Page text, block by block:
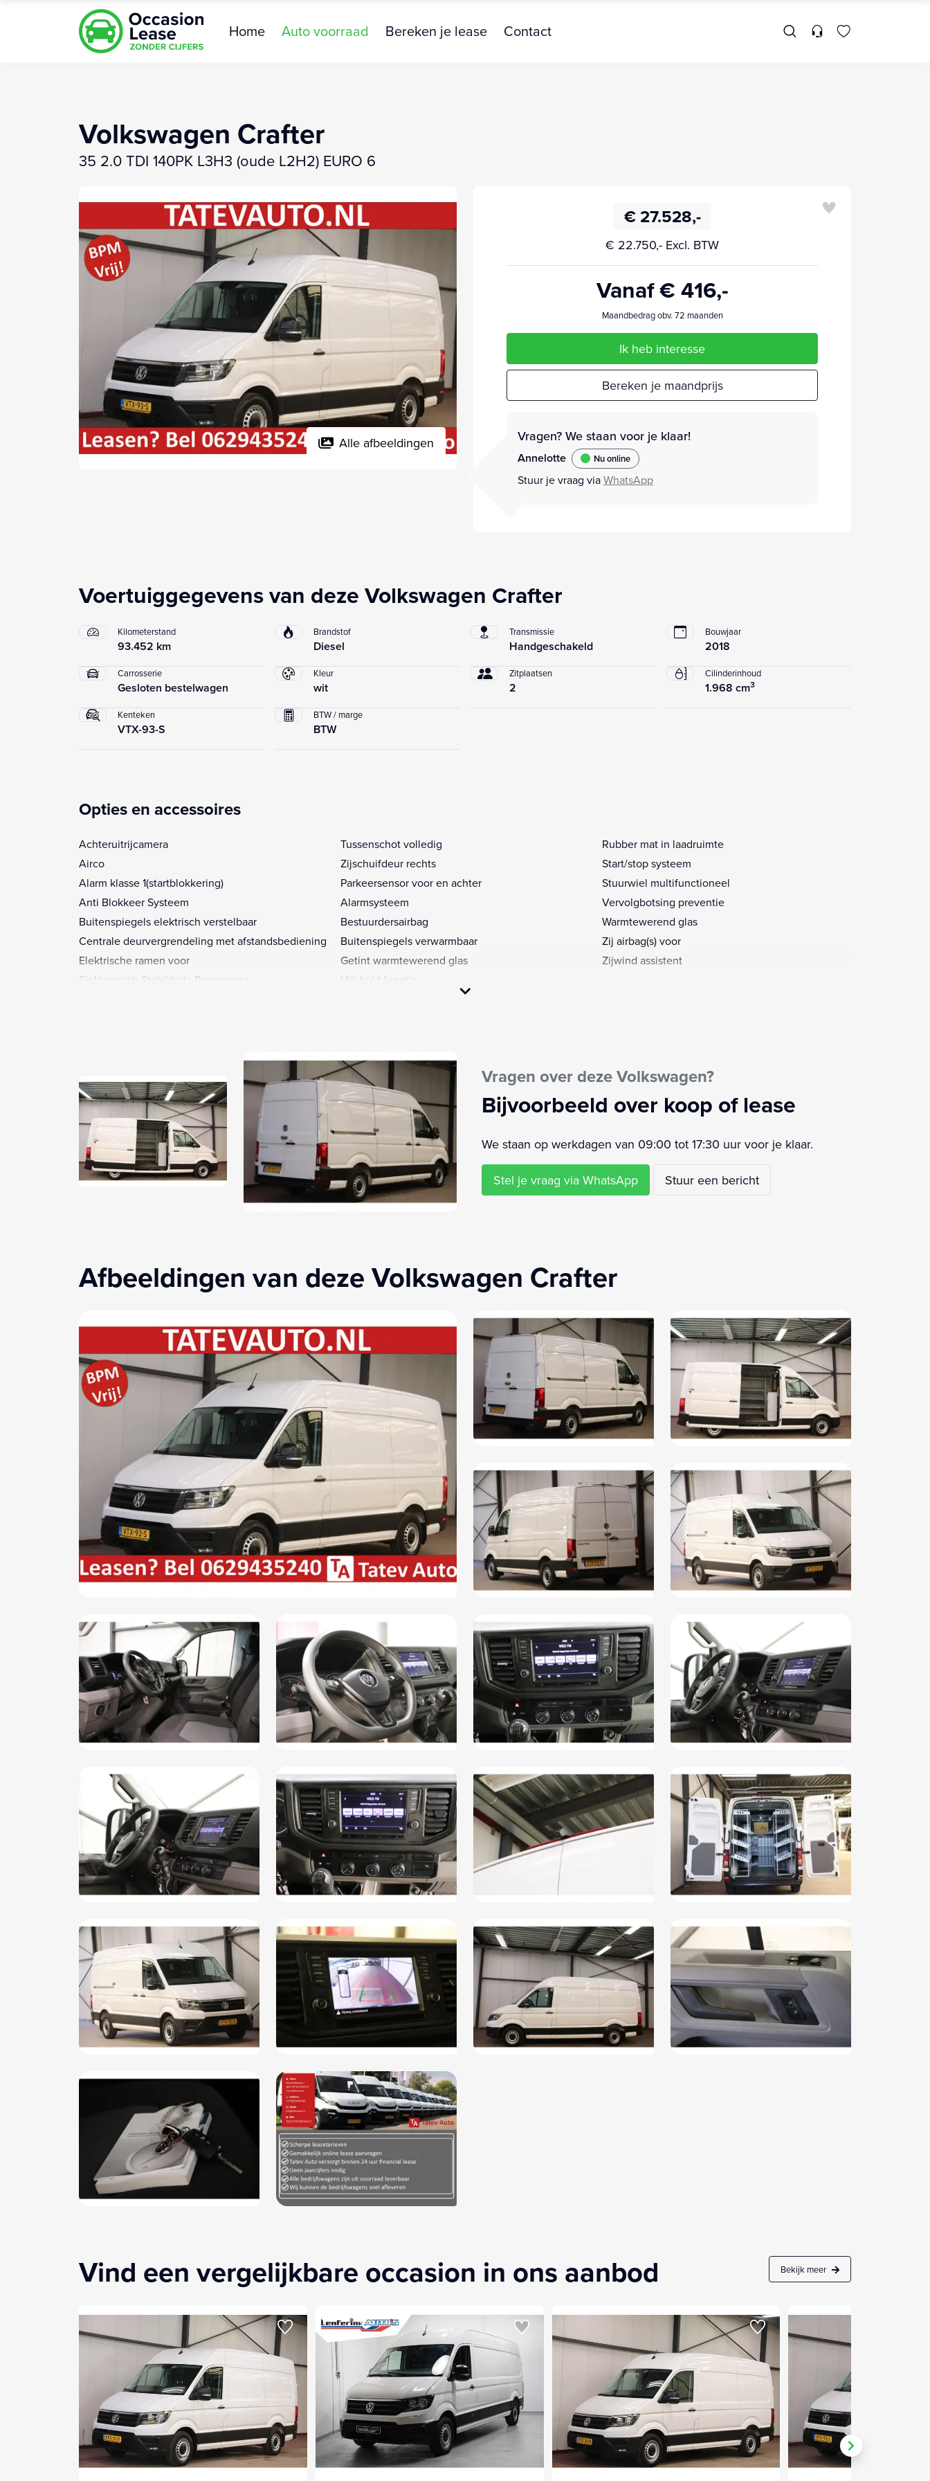
Home Auto voorraad Bereken je lease Contact
Volkswagen Crafter
35 2.0 TDI 140PK L3H3 (oude L2H2) EURO 6
Alle afbeeldingen
€ 27.528,-
€ 22.750,- Excl. BTW
Vanaf € 416,-
Maandbedrag obv. 72 maanden
Ik heb interesse
Bereken je maandprijs
Vragen? We staan voor je klaar!
Annelotte Nu online
Stuur je vraag viaWhatsApp
Voertuiggegevens van deze Volkswagen Crafter
Kilometerstand
93.452 km
Brandstof
Diesel
Transmissie
Handgeschakeld
Bouwjaar
2018
Carrosserie
Gesloten bestelwagen
Kleur
wit
Zitplaatsen
2
Cilinderinhoud
1.968 cm3
Kenteken
VTX-93-S
BTW / marge
BTW
Opties en accessoires
Achteruitrijcamera
Airco
Alarm klasse 1(startblokkering)
Anti Blokkeer Systeem
Buitenspiegels elektrisch verstelbaar
Centrale deurvergrendeling met afstandsbediening
Elektrische ramen voor
Elektronisch Stabiliteits Programma
Tussenschot volledig
Zijschuifdeur rechts
Parkeersensor voor en achter
Alarmsysteem
Bestuurdersairbag
Buitenspiegels verwarmbaar
Getint warmtewerend glas
Hill hold functie
Rubber mat in laadruimte
Start/stop systeem
Stuurwiel multifunctioneel
Vervolgbotsing preventie
Warmtewerend glas
Zij airbag(s) voor
Zijwind assistent
Vragen over deze Volkswagen?
Bijvoorbeeld over koop of lease
We staan op werkdagen van 09:00 tot 17:30 uur voor je klaar.
Stel je vraag via WhatsApp Stuur een bericht
Afbeeldingen van deze Volkswagen Crafter
Vind een vergelijkbare occasion in ons aanbod Bekijk meer